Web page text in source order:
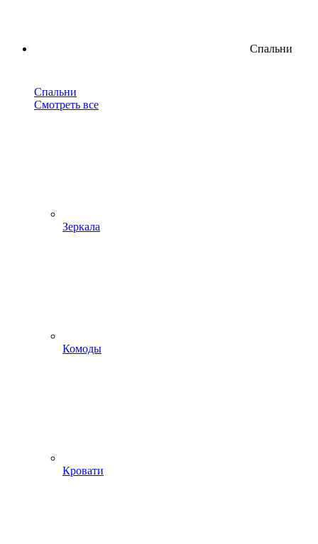
Спальни
Спальни
Смотреть все
Зеркала
Комоды
Кровати